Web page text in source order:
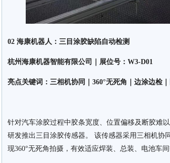
02 海康机器人：三目涂胶缺陷自动检测
杭州海康机器智能有限公司｜展位号：W3-D01
亮点关键词：三相机协同｜360°无死角｜边涂边检
针对汽车涂胶过程中胶条宽度、位置偏移及断胶难
研发推出三目涂胶传感器。 该传感器采用三相机协
现360°无死角拍摄，有效适应焊装、总装、电池车间